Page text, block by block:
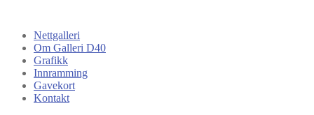
Nettgalleri
Om Galleri D40
Grafikk
Innramming
Gavekort
Kontakt